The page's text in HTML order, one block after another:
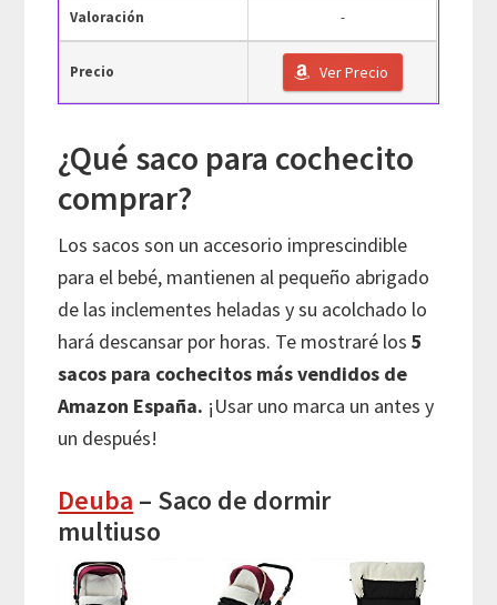
Valoración -
Precio Ver Precio
¿Qué saco para cochecito
comprar?
Los sacos son un accesorio imprescindible
para el bebé, mantienen al pequeño abrigado
de las inclementes heladas y su acolchado lo
hará descansar por horas. Te mostraré los5
sacos para cochecitos más vendidos de
Amazon España. ¡Usar uno marca un antes y
un después!
Deuba – Saco de dormir
multiuso